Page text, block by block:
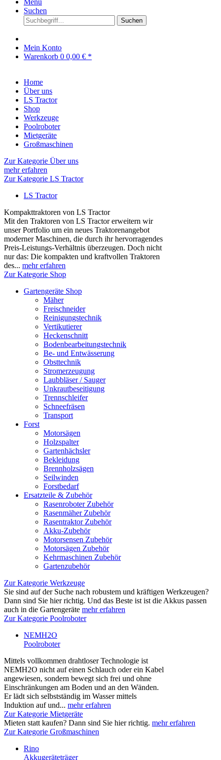
Suchen
Suchen
Mein Konto
Warenkorb 0 0,00 € *
Home
Über uns
LS Tractor
Shop
Werkzeuge
Poolroboter
Mietgeräte
Großmaschinen
Zur Kategorie Über uns
mehr erfahren
Zur Kategorie LS Tractor
LS Tractor
Kompakttraktoren von LS Tractor
Mit den Traktoren von LS Tractor erweitern wir
unser Portfolio um ein neues Traktorenangebot
moderner Maschinen, die durch ihr hervorragendes
Preis-Leistungs-Verhältnis überzeugen. Doch nicht
nur das: Die kompakten und kraftvollen Traktoren
des... mehr erfahren
Zur Kategorie Shop
Gartengeräte Shop
Mäher
Freischneider
Reinigungstechnik
Vertikutierer
Heckenschnitt
Bodenbearbeitungstechnik
Be- und Entwässerung
Obsttechnik
Stromerzeugung
Laubbläser / Sauger
Unkrautbeseitigung
Trennschleifer
Schneefräsen
Transport
Forst
Motorsägen
Holzspalter
Gartenhächsler
Bekleidung
Brennholzsägen
Seilwinden
Forstbedarf
Ersatzteile & Zubehör
Rasenroboter Zubehör
Rasenmäher Zubehör
Rasentraktor Zubehör
Akku-Zubehör
Motorsensen Zubehör
Motorsägen Zubehör
Kehrmaschinen Zubehör
Gartenzubehör
Zur Kategorie Werkzeuge
Sie sind auf der Suche nach robustem und kräftigen Werkzeugen?
Dann sind Sie hier richtig. Und das Beste ist ist die Akkus passen
auch in die Gartengeräte mehr erfahren
Zur Kategorie Poolroboter
NEMH2O
Poolroboter
Mittels vollkommen drahtloser Technologie ist
NEMH2O nicht auf einen Schlauch oder ein Kabel
angewiesen, sondern bewegt sich frei und ohne
Einschränkungen am Boden und an den Wänden.
Er lädt sich selbstständig im Wasser mittels
Induktion auf und... mehr erfahren
Zur Kategorie Mietgeräte
Mieten statt kaufen? Dann sind Sie hier richtig. mehr erfahren
Zur Kategorie Großmaschinen
Rino
Akkugeräteträger